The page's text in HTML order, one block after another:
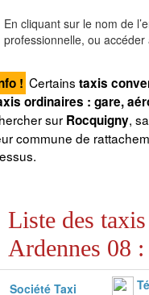
En cliquant sur le nom de
professionnelle, ou accéder
! Certainstaxis
ordinaires : gare,
sur Rocquigny,
commune de
Liste des
Ardennes 08 :
Société Taxi